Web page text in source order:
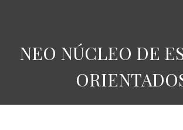
NEO NÚCLEO DE